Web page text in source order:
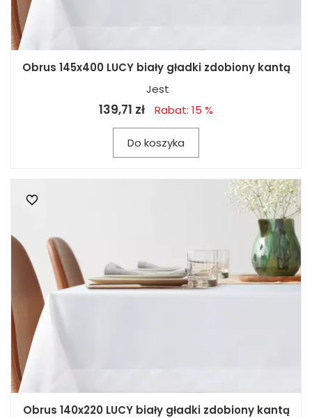
Obrus 145x400 LUCY biały gładki zdobiony kantą
Jest
139,71 zł Rabat: 15 %
Do koszyka
Obrus 140x220 LUCY biały gładki zdobiony kantą